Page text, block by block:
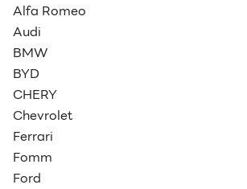
Alfa Romeo
Audi
BMW
BYD
CHERY
Chevrolet
Ferrari
Fomm
Ford